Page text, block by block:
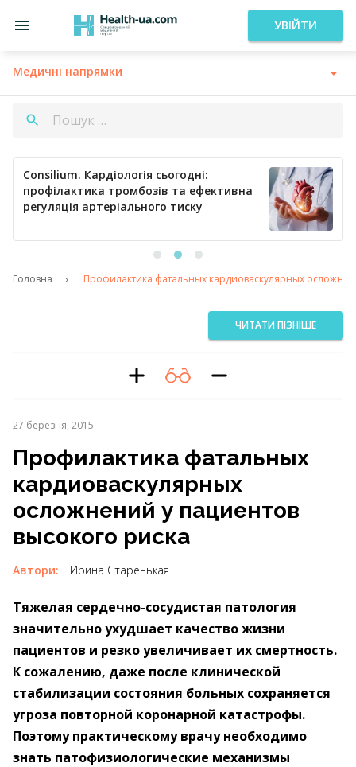
УВІЙТИ
Медичні напрямки
Consilium. Кардіологія сьогодні:
профілактика тромбозів та ефективна
регуляція артеріального тиску
Головна Профилактика фатальных кардиоваскулярных
ЧИТАТИ ПІЗНІШЕ
27 березня, 2015
Профилактика фатальных
кардиоваскулярных
осложнений у пациентов
высокого риска
Автори: Ирина Старенькая
Тяжелая сердечно-сосудистая патология
значительно ухудшает качество жизни
пациентов и резко увеличивает их смертность.
К сожалению, даже после клинической
стабилизации состояния больных сохраняется
угроза повторной коронарной катастрофы.
Поэтому практическому врачу необходимо
знать патофизиологические механизмы